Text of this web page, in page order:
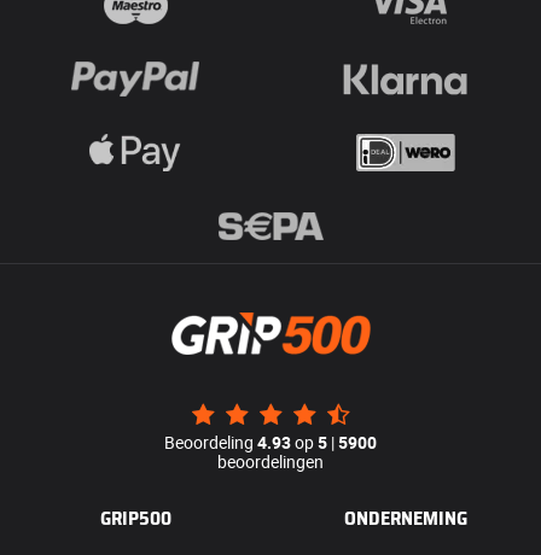
Beoordeling 4.93op5 |5900
beoordelingen
GRIP500 ONDERNEMING